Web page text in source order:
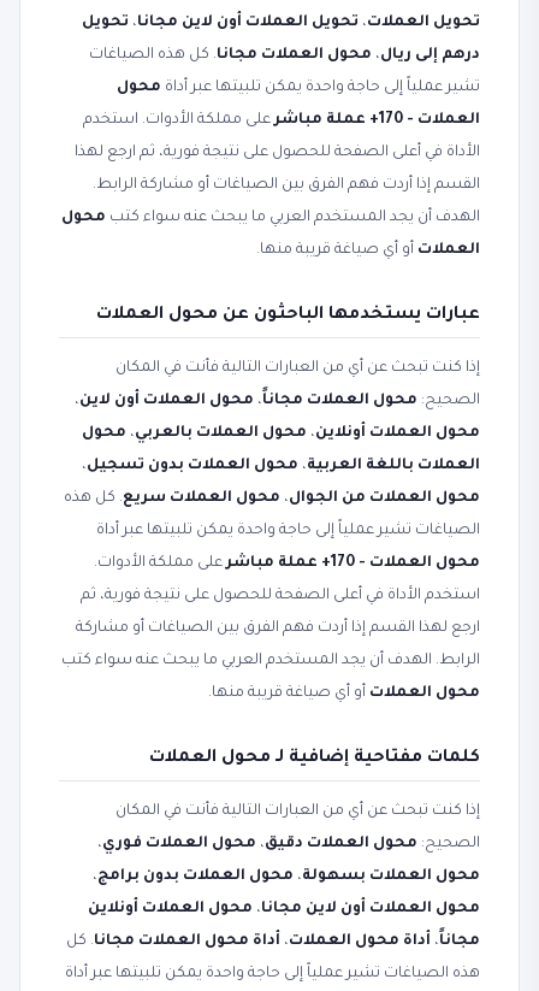
تحويل العملات، تحويل العملات أون لاين مجانا، تحويل
درهم إلى ريال، محول العملات مجانا. كل هذه الصياغات
تشير عملياً إلى حاجة واحدة يمكن تلبيتها عبر أداة محول
العملات - 170+ عملة مباشر
على مملكة الأدوات. استخدم
الأداة في أعلى الصفحة للحصول على نتيجة فورية، ثم ارجع لهذا
القسم إذا أردت فهم الفرق بين الصياغات أو مشاركة الرابط.
الهدف أن يجد المستخدم العربي ما يبحث عنه سواء كتب محول
العملات أو أي صياغة قريبة منها.
عبارات يستخدمها الباحثون عن محول العملات
إذا كنت تبحث عن أي من العبارات التالية فأنت في المكان
الصحيح: محول العملات مجاناً، محول العملات أون لاين،
محول العملات أونلاين، محول العملات بالعربي، محول
العملات باللغة العربية، محول العملات بدون تسجيل،
محول العملات من الجوال، محول العملات سريع. كل هذه
الصياغات تشير عملياً إلى حاجة واحدة يمكن تلبيتها عبر أداة
محول العملات - 170+ عملة مباشر
على مملكة الأدوات.
استخدم الأداة في أعلى الصفحة للحصول على نتيجة فورية، ثم
ارجع لهذا القسم إذا أردت فهم الفرق بين الصياغات أو مشاركة
الرابط. الهدف أن يجد المستخدم العربي ما يبحث عنه سواء كتب
محول العملات أو أي صياغة قريبة منها.
كلمات مفتاحية إضافية لـ محول العملات
إذا كنت تبحث عن أي من العبارات التالية فأنت في المكان
الصحيح: محول العملات دقيق، محول العملات فوري،
محول العملات بسهولة، محول العملات بدون برامج،
محول العملات أون لاين مجانا، محول العملات أونلاين
مجاناً، أداة محول العملات، أداة محول العملات مجانا. كل
هذه الصياغات تشير عملياً إلى حاجة واحدة يمكن تلبيتها عبر أداة